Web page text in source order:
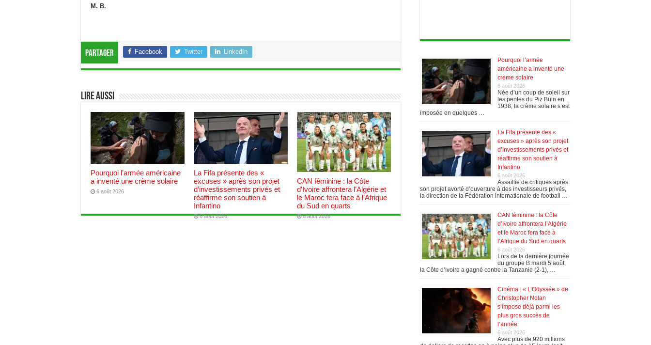
M. B.
Partager Facebook Twitter LinkedIn
Lire aussi
Pourquoi l’armée américaine
a inventé une crème solaire
6 août 2026
La Fifa présente des «
excuses » après son projet
d’investissements privés et
réaffirme son soutien à
Infantino
6 août 2026
CAN féminine : la Côte
d’Ivoire affrontera l’Algérie et
le Maroc fera face à l’Afrique
du Sud en quarts
6 août 2026
Pourquoi l’armée
américaine a inventé une
crème solaire
6 août 2026
Née d’un coup de soleil sur
les pentes du Piz Buin en
1938, la crème solaire s’est
imposée en quelques …
La Fifa présente des «
excuses » après son projet
d’investissements privés et
réaffirme son soutien à
Infantino
6 août 2026
Assaillie de critiques après
son projet avorté d’ouverture à des investisseurs privés,
la direction de la Fédération internationale de football …
CAN féminine : la Côte
d’Ivoire affrontera l’Algérie
et le Maroc fera face à
l’Afrique du Sud en quarts
6 août 2026
Lors de la dernière journée
du groupe B mardi 5 août,
la Côte d’Ivoire a gagné contre la Tanzanie (2-1), …
Cinéma : « L’Odyssée » de
Christopher Nolan
s’impose déjà parmi les
plus gros succès de
l’année
6 août 2026
Avec plus de 920 millions